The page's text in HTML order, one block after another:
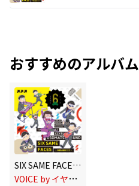
おすすめのアルバム
SIX SAME FACES ～今夜は最高!!!!!!～
V
OICE by イヤミ feat.おそ松×カラ松×チョロ松×一松×十四松×トド松 (cv.鈴村健一、櫻井孝宏、中村悠一、神谷浩史、福山 潤、小野大輔、入野自由)